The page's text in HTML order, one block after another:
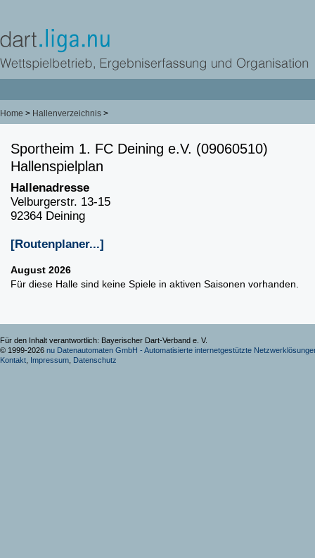
Home > Hallenverzeichnis >
Sportheim 1. FC Deining e.V. (09060510)
Hallenspielplan
Hallenadresse
Velburgerstr. 13-15
92364 Deining
[Routenplaner...]
August 2026
Für diese Halle sind keine Spiele in aktiven Saisonen vorhanden.
Für den Inhalt verantwortlich: Bayerischer Dart-Verband e. V.
© 1999-2026 nu Datenautomaten GmbH - Automatisierte internetgestützte
Kontakt Impressum Datenschutz